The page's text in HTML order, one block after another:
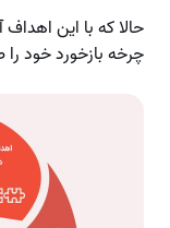
حالا که با این
چرخه بازخورد خود را